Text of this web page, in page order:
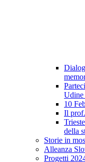
Udine
10
Il
della
Storie in
Alleanza
Progetti